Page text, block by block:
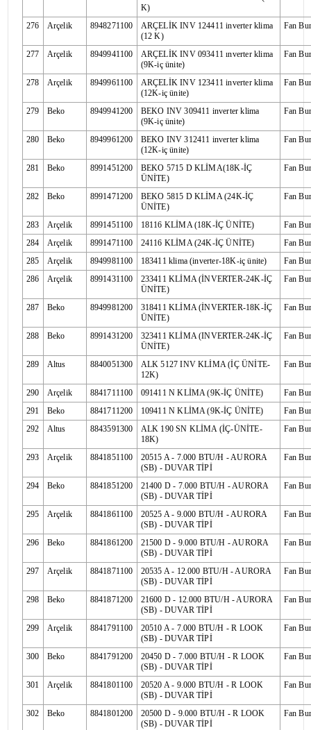
K)
276 Arçelik 8948271100
ARÇELİK INV 124411 inverter klima
(12 K)
Fan
277 Arçelik 8949941100
ARÇELİK INV 093411 ınverter klima
(9K-iç ünite)
Fan
278 Arçelik 8949961100
ARÇELİK INV 123411 inverter klima
(12K-iç ünite)
Fan
279 Beko 8949941200
BEKO INV 309411 inverter klima
(9K-iç ünite)
Fan
280 Beko 8949961200
BEKO INV 312411 inverter klima
(12K-iç ünite)
Fan
281 Beko 8991451200
BEKO 5715 D KLİMA(18K-İÇ
ÜNİTE)
Fan
282 Beko 8991471200
BEKO 5815 D KLİMA (24K-İÇ
ÜNİTE)
Fan
283 Arçelik 8991451100 18116 KLİMA (18K-İÇ ÜNİTE)
Fan
284
Arçelik 8991471100 24116 KLİMA (24K-İÇ ÜNİTE)
Fan
285
Arçelik 8949981100 183411 klima (inverter-18K-iç ünite)
Fan
286
Arçelik 8991431100
233411 KLİMA (İNVERTER-24K-İÇ
ÜNİTE)
Fan
287 Beko 8949981200
318411 KLİMA (İNVERTER-18K-İÇ
ÜNİTE)
Fan
288 Beko 8991431200
323411 KLİMA (INVERTER-24K-İÇ
ÜNİTE)
Fan
289 Altus 8840051300
ALK 5127 INV KLİMA (İÇ ÜNİTE-
12K)
Fan
290 Arçelik 8841711100 091411 N KLİMA (9K-İÇ ÜNİTE)
Fan
291
Beko 8841711200 109411 N KLİMA (9K-İÇ ÜNİTE)
Fan
292
Altus 8843591300
ALK 190 SN KLİMA (İÇ-ÜNİTE-
18K)
Fan
293 Arçelik 8841851100
20515 A - 7.000 BTU/H - AURORA
(SB) - DUVAR TİPİ
Fan
294 Beko 8841851200
21400 D - 7.000 BTU/H - AURORA
(SB) - DUVAR TİPİ
Fan
295 Arçelik 8841861100
20525 A - 9.000 BTU/H - AURORA
(SB) - DUVAR TİPİ
Fan
296 Beko 8841861200
21500 D - 9.000 BTU/H - AURORA
(SB) - DUVAR TİPİ
Fan
297 Arçelik 8841871100
20535 A - 12.000 BTU/H - AURORA
(SB) - DUVAR TİPİ
Fan
298 Beko 8841871200
21600 D - 12.000 BTU/H - AURORA
(SB) - DUVAR TİPİ
Fan
299 Arçelik 8841791100
20510 A - 7.000 BTU/H - R LOOK
(SB) - DUVAR TİPİ
Fan
300 Beko 8841791200
20450 D - 7.000 BTU/H - R LOOK
(SB) - DUVAR TİPİ
Fan
301 Arçelik 8841801100
20520 A - 9.000 BTU/H - R LOOK
(SB) - DUVAR TİPİ
Fan
302 Beko 8841801200
20500 D - 9.000 BTU/H - R LOOK
(SB) - DUVAR TİPİ
Fan